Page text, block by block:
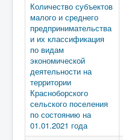
Количество субъектов
малого и среднего
предпринимательства
и их классификация
по видам
экономической
деятельности на
территории
Красноборского
сельского поселения
по состоянию на
01.01.2021 года